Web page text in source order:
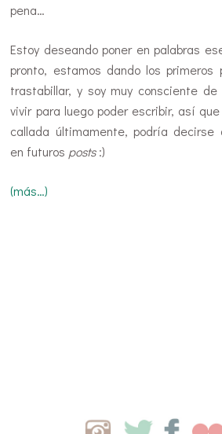
pena…
Estoy deseando poner en palabras
pronto, estamos dando los primeros
trastabillar, y soy muy consciente
vivir para luego poder escribir, así
callada últimamente, podría decirse
en futuros posts:)
(más…)